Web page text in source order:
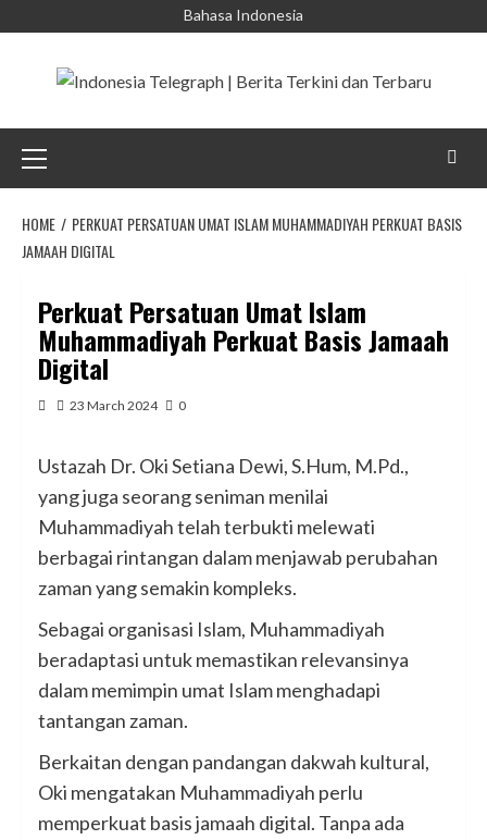
to
Bahasa Indonesia
Menu
HOME
PERKUAT PERSATUAN UMAT ISLAM MUHAMMADIYAH PERKUAT BASIS
JAMAAH DIGITAL
Perkuat Persatuan Umat Islam
Muhammadiyah Perkuat Basis Jamaah
Digital
23 March 2024 0
Ustazah Dr. Oki Setiana Dewi, S.Hum, M.Pd.,
yang juga seorang seniman menilai
Muhammadiyah telah terbukti melewati
berbagai rintangan dalam menjawab perubahan
zaman yang semakin kompleks.
Sebagai organisasi Islam, Muhammadiyah
beradaptasi untuk memastikan relevansinya
dalam memimpin umat Islam menghadapi
tantangan zaman.
Berkaitan dengan pandangan dakwah kultural,
Oki mengatakan Muhammadiyah perlu
memperkuat basis jamaah digital. Tanpa ada